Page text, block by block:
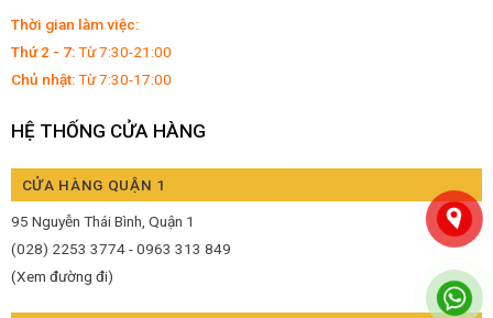
Thời gian làm việc:
Thứ 2 - 7:Từ 7:30-21:00
Chủ nhật:Từ 7:30-17:00
HỆ THỐNG CỬA HÀNG
CỬA HÀNG QUẬN 1
95 Nguyễn Thái Bình, Quận 1
(028) 2253 3774 - 0963 313 849
(Xem đường đi)